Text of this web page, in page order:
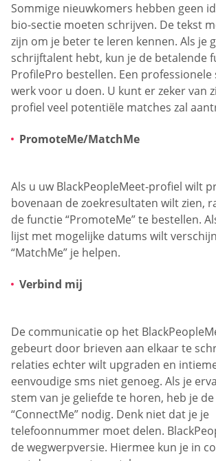
Sommige nieuwkomers hebben geen
bio-sectie moeten schrijven. De tekst
zijn om je beter te leren kennen. Als je
schrijftalent hebt, kun je de betalende
ProfilePro bestellen. Een
werk voor u doen. U kunt er zeker van
profiel veel potentiële matches zal
PromoteMe/MatchMe
Als u uw BlackPeopleMeet-profiel wilt
bovenaan de zoekresultaten wilt zien,
de functie “PromoteMe” te bestellen.
lijst met mogelijke datums wilt
“MatchMe” je helpen.
Verbind mij
De communicatie op het
gebeurt door brieven aan elkaar te
relaties echter wilt upgraden en
eenvoudige sms niet genoeg. Als je
stem van je geliefde te horen, heb je
“ConnectMe” nodig. Denk niet dat je je
telefoonnummer moet delen.
de wegwerpversie. Hiermee kun je in